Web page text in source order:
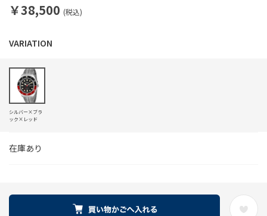
￥38,500 (税込)
在庫あり
シルバー×ブラ
ック×レッド